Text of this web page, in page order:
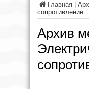
Главная
сопротивление
Архив